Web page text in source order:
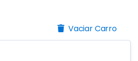
Vaciar Carro